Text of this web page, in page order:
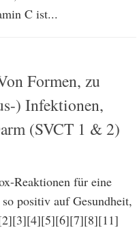
C ist...
Formen, zu
) Infektionen,
(SVCT 1 & 2)
Reaktionen für eine
positiv auf Gesundheit,